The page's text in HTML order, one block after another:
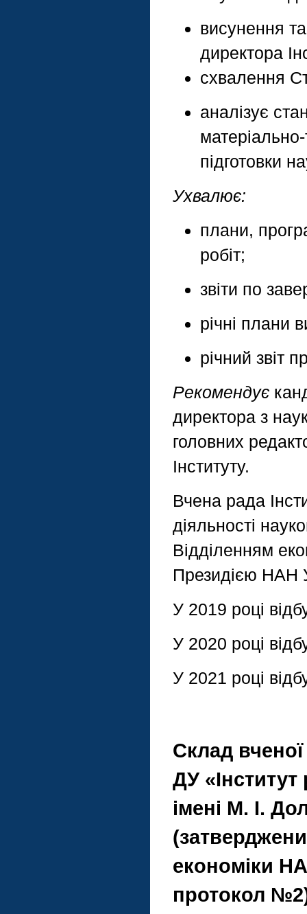
висунення
директора
схвалення
аналізує
підготовки
Ухвалює:
плани,
робіт;
звіти по
річні плани
річний звіт
Рекомендує
директора з
головних
Інституту.
Вчена рада
діяльності
Відділенням
Президією НАН
У 2019 році
У 2020 році
У 2021 році
Склад
ДУ
імені М. І.
економіки
протокол